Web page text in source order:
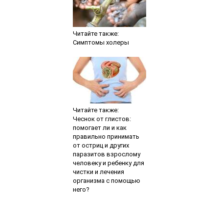
Читайте также:
Симптомы холеры
Читайте также:
Чеснок от глистов:
помогает ли и как
правильно принимать
от остриц и других
паразитов взрослому
человеку и ребенку для
чистки и лечения
организма с помощью
него?